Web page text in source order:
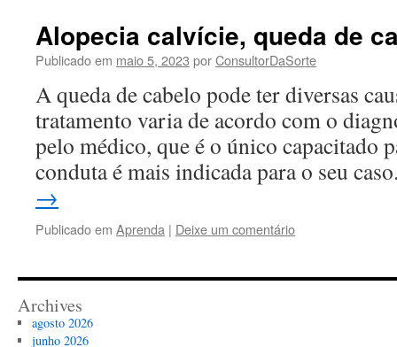
Alopecia calvície, queda de
Publicado em maio 5, 2023 porConsultorDaSorte
A queda de cabelo pode ter diversas
tratamento varia de acordo com o
pelo médico, que é o único capacitado
conduta é mais indicada para o seu
→
Publicado em Aprenda | Deixe um comentário
Archives
agosto 2026
junho 2026